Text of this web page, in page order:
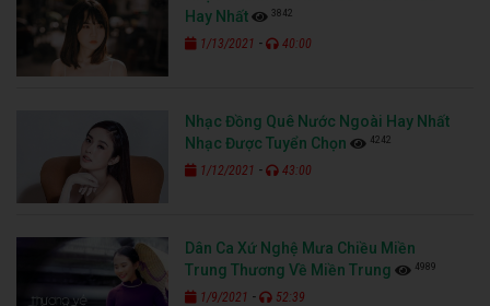
Hay Nhất
3842
1/13/2021 - 40:00
Nhạc Đồng Quê Nước Ngoài Hay Nhất
Nhạc Được Tuyển Chọn
4242
1/12/2021 - 43:00
Dân Ca Xứ Nghệ Mưa Chiều Miền
Trung Thương Về Miền Trung
4989
1/9/2021 - 52:39